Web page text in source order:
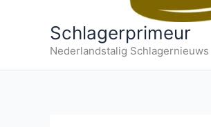
Schlagerprimeur
Nederlandstalig Schlagernieuws